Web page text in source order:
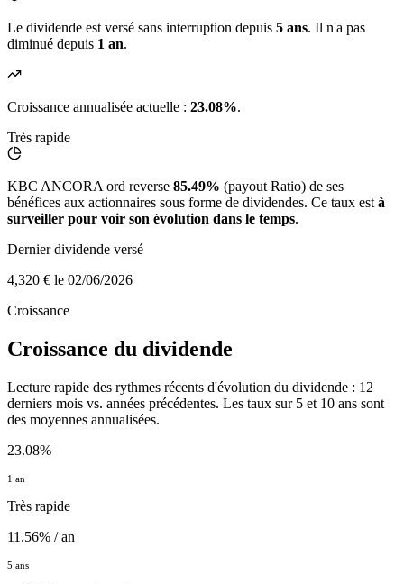
Le dividende est versé sans interruption depuis 5 ans. Il n'a pas
diminué depuis 1 an.
Croissance annualisée actuelle : 23.08%.
Très rapide
KBC ANCORA ord reverse 85.49% (payout Ratio) de ses
bénéfices aux actionnaires sous forme de dividendes. Ce taux est à
surveiller pour voir son évolution dans le temps.
Dernier dividende versé
4,320 € le 02/06/2026
Croissance
Croissance du dividende
Lecture rapide des rythmes récents d'évolution du dividende : 12
derniers mois vs. années précédentes. Les taux sur 5 et 10 ans sont
des moyennes annualisées.
23.08%
1 an
Très rapide
11.56% / an
5 ans